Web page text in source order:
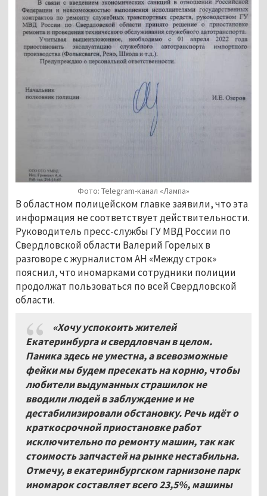
Фото: Telegram-канал «Лампа»
В областном полицейском главке заявили, что эта
информация не соответствует действительности.
Руководитель пресс-службы ГУ МВД России по
Свердловской области Валерий Горелых в
разговоре с журналистом АН «Между строк»
пояснил, что иномарками сотрудники полиции
продолжат пользоваться по всей Свердловской
области.
«Хочу успокоить жителей
Екатеринбурга и свердловчан в целом.
Паника здесь не уместна, а всевозможные
фейки мы будем пресекать на корню, чтобы
любители выдуманных страшилок не
вводили людей в заблуждение и не
дестабилизировали обстановку. Речь идёт о
краткосрочной приостановке работ
исключительно по ремонту машин, так как
стоимость запчастей на рынке нестабильна.
Отмечу, в екатеринбургском гарнизоне парк
иномарок составляет всего 23,5%, машины